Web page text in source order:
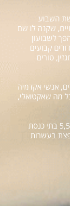
פרשת השבוע
שקנה לו שם
לשבועון
קבועים
טורים
אנשי אקדמיה
מה שאקטואלי,
השבועון מופץ בעשרות אלפי עותקים בכ-5,500 בתי כנסת
בעשרות